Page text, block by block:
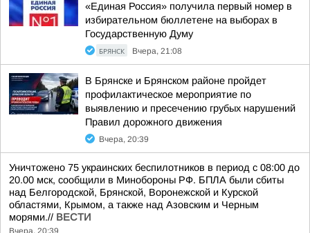
«Единая Россия» получила первый номер в
избирательном бюллетене на выборах в
Государственную Думу
БРЯНСК Вчера, 21:08
В Брянске и Брянском районе пройдет
профилактическое мероприятие по
выявлению и пресечению грубых нарушений
Правил дорожного движения
Вчера, 20:39
Уничтожено 75 украинских беспилотников в период с 08:00 до
20.00 мск, сообщили в Минобороны РФ. БПЛА были сбиты
над Белгородской, Брянской, Воронежской и Курской
областями, Крымом, а также над Азовским и Черным
морями.// ВЕСТИ
Вчера, 20:39